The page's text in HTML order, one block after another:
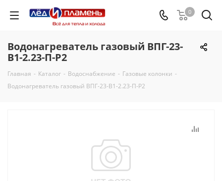
0
Водонагреватель газовый ВПГ-23-
В1-2.23-П-Р2
Главная - Каталог - Водоснабжение - Газовые колонки -
Водонагреватель газовый ВПГ-23-В1-2.23-П-Р2